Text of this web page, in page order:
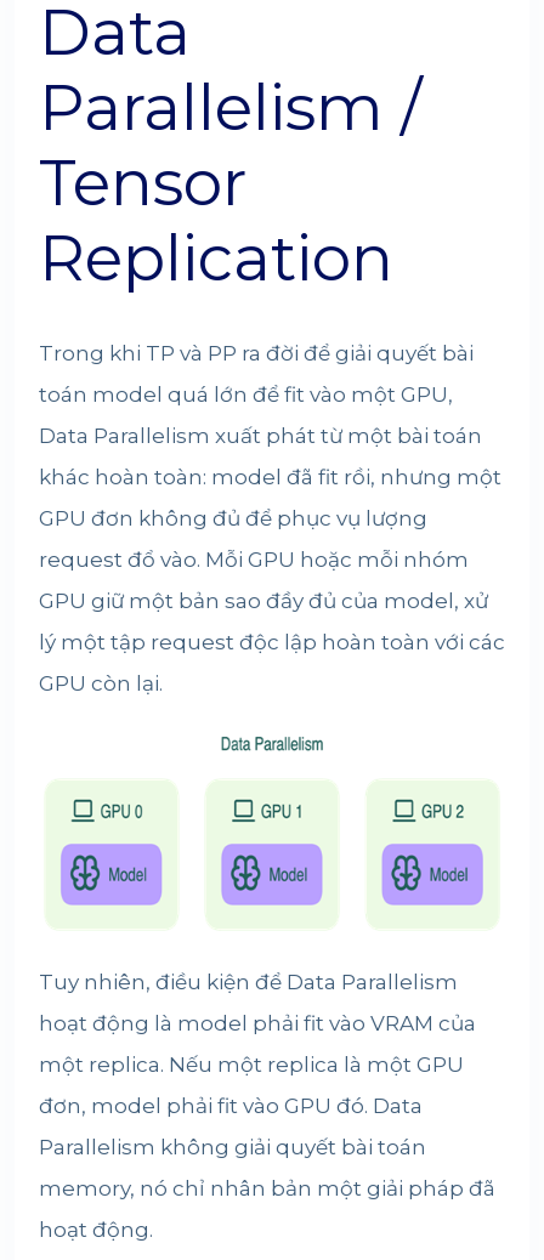
Data
Parallelism /
Tensor
Replication
Trong khi TP và PP ra đời để giải quyết bài
toán model quá lớn để fit vào một GPU,
Data Parallelism xuất phát từ một bài toán
khác hoàn toàn: model đã fit rồi, nhưng một
GPU đơn không đủ để phục vụ lượng
request đổ vào. Mỗi GPU hoặc mỗi nhóm
GPU giữ một bản sao đầy đủ của model, xử
lý một tập request độc lập hoàn toàn với các
GPU còn lại.
Tuy nhiên, điều kiện để Data Parallelism
hoạt động là model phải fit vào VRAM của
một replica. Nếu một replica là một GPU
đơn, model phải fit vào GPU đó. Data
Parallelism không giải quyết bài toán
memory, nó chỉ nhân bản một giải pháp đã
hoạt động.